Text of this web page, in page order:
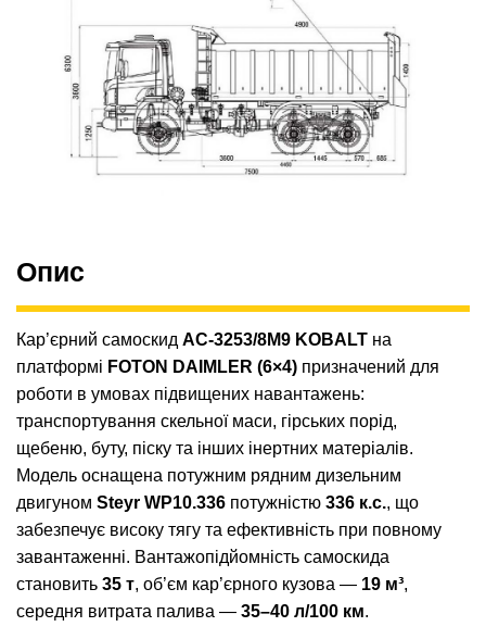
Опис
Кар’єрний самоскид АС-3253/8М9 KOBALT на
платформі FOTON DAIMLER (6×4) призначений для
роботи в умовах підвищених навантажень:
транспортування скельної маси, гірських порід,
щебеню, буту, піску та інших інертних матеріалів.
Модель оснащена потужним рядним дизельним
двигуном Steyr WP10.336 потужністю 336 к.с., що
забезпечує високу тягу та ефективність при повному
завантаженні. Вантажопідйомність самоскида
становить 35 т, об’єм кар’єрного кузова — 19 м³,
середня витрата палива — 35–40 л/100 км.